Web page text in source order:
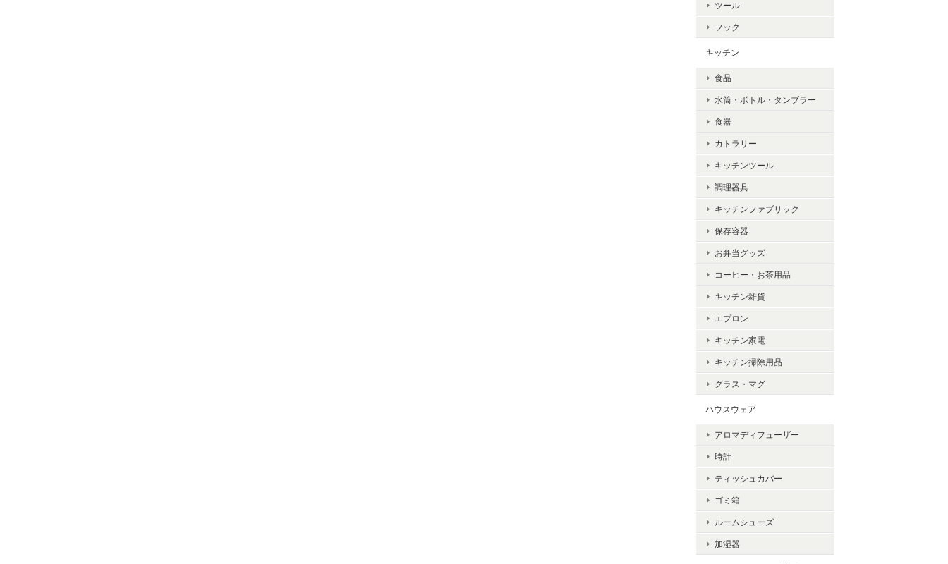
ツール
フック
キッチン
食品
水筒・ボトル・タンブラー
食器
カトラリー
キッチンツール
調理器具
キッチンファブリック
保存容器
お弁当グッズ
コーヒー・お茶用品
キッチン雑貨
エプロン
キッチン家電
キッチン掃除用品
グラス・マグ
ハウスウェア
アロマディフューザー
時計
ティッシュカバー
ゴミ箱
ルームシューズ
加湿器